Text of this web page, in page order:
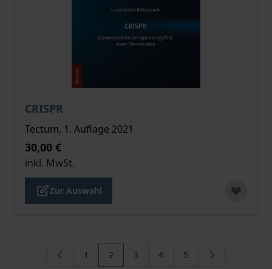
CRISPR
Der Preis dieses Titels richtet sich nach der
Tectum, 1. Auflage 2021
30,00 €
inkl. MwSt.
Zur Auswahl
Seite
1 Sie lesen gerade die Seite
2 Seite
3 Seite
4 Seite
5